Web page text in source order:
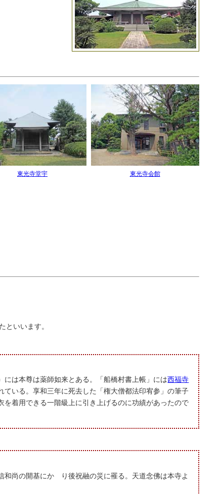
東光寺堂宇 東光寺会館
といいます。
には本尊は薬師如来とある。「船橋村書上帳」には西福寺
ている。享和三年に死去した「権大僧都法印宥参」の筆子
着用できる一階級上に引き上げるのに功績があったので
尚の開基にかゝり後祝融の災に罹る。天道念佛は本寺よ